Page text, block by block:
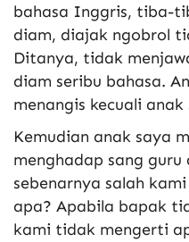
bahasa Inggris, tiba-
diam, diajak ngobrol
Ditanya, tidak
diam seribu bahasa.
menangis kecuali anak
Kemudian anak saya
menghadap sang
sebenarnya salah
apa? Apabila bapak
kami tidak mengerti